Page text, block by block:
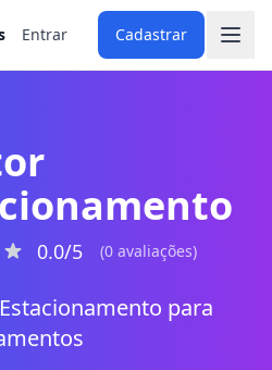
Entrar Cadastrar
0.0/5 (0 avaliações)
para